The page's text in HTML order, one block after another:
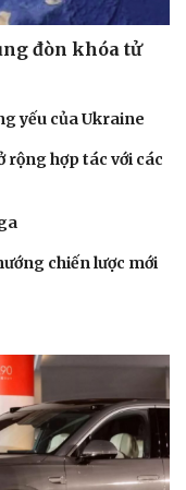
đòn khóa tử
yếu của Ukraine
rộng hợp tác với các
chiến lược mới